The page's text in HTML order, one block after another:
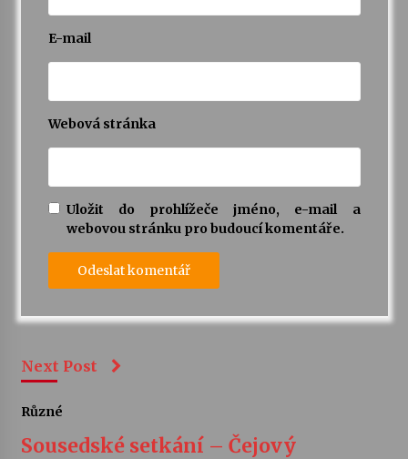
E-mail
Webová stránka
Uložit do prohlížeče jméno, e-mail a
webovou stránku pro budoucí komentáře.
Next Post
Různé
Sousedské setkání – Čejový